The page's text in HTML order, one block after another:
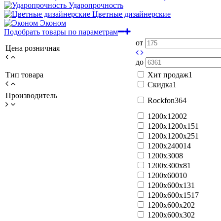
Ударопрочность
Цветные дизайнерские
Эконом
Подобрать товары по параметрам
Цена розничная
от
до
Тип товара
Хит продаж1
Скидка1
Производитель
Rockfon364
1200x12002
1200x1200x151
1200x1200x251
1200x240014
1200x3008
1200x300x81
1200x60010
1200x600x131
1200x600x1517
1200x600x202
1200x600x302